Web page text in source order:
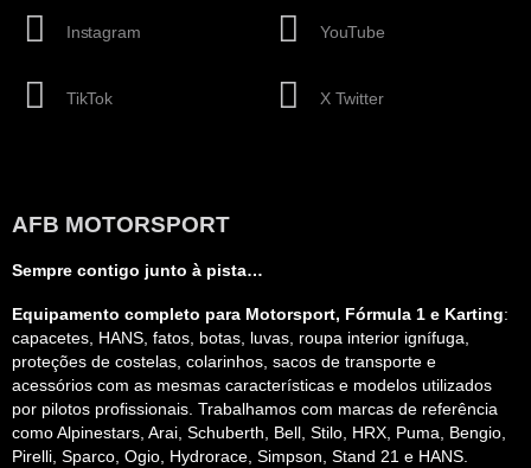
Instagram
TikTok
YouTube
X Twitter
AFB MOTORSPORT
Sempre contigo junto à pista…
Equipamento completo para Motorsport, Fórmula 1 e Karting:
capacetes, HANS, fatos, botas, luvas, roupa interior ignífuga,
proteções de costelas, colarinhos, sacos de transporte e
acessórios com as mesmas características e modelos utilizados
por pilotos profissionais. Trabalhamos com marcas de referência
como Alpinestars, Arai, Schuberth, Bell, Stilo, HRX, Puma, Bengio,
Pirelli, Sparco, Ogio, Hydrorace, Simpson, Stand 21 e HANS.